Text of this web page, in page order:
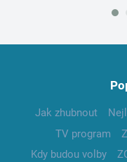
Jak zhubnout
TV program
Kdy budou volby